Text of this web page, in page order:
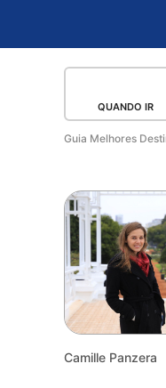
QUANDO IR
Guia Melhores
Camille Panzera